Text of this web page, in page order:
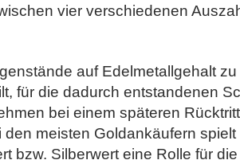
vier verschiedenen
auf Edelmetallgehalt
für die dadurch entstandenen
bei einem späteren
den meisten Goldankäufern
bzw. Silberwert eine Rolle für